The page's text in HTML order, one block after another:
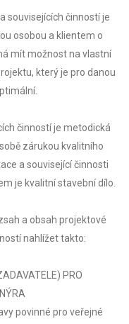
souvisejících činností je
osobou a klientem o
mít možnost na vlastní
který je pro danou
činností je metodická
zárukou kvalitního
a související činnosti
je kvalitní stavební dílo.
a obsah projektové
nahlížet takto:
PRO
povinné pro veřejné